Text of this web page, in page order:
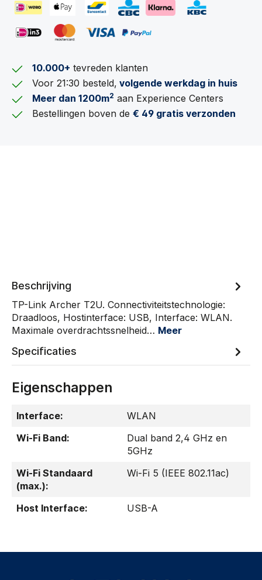
10.000+ tevreden klanten
Voor 21:30 besteld, volgende werkdag in huis
Meer dan 1200m2 aan Experience Centers
Bestellingen boven de€ 49 gratis verzonden
Beschrijving
TP-Link Archer T2U. Connectiviteitstechnologie:
Draadloos, Hostinterface: USB, Interface: WLAN.
Maximale overdrachtssnelheid… Meer
Specificaties
Eigenschappen
Interface:
WLAN
Wi-Fi Band:
Dual band 2,4 GHz en
5GHz
Wi-Fi Standaard
(max.):
Wi-Fi 5 (IEEE 802.11ac)
Host Interface: USB-A